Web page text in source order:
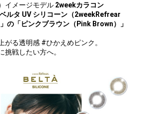
イメージモデル 2weekカラコン
ルタ UV シリコーン（2weekRefrear
の「ピンクブラウン（Pink Brown）」
がる透明感 #ひかえめピンク。
挑戦したい方へ。